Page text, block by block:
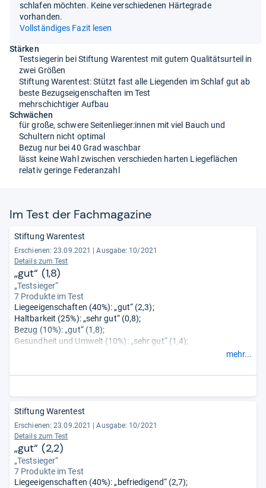
schlafen möchten. Keine verschiedenen Härtegrade
vorhanden.
Vollständiges Fazit lesen
Stärken
Testsiegerin bei Stiftung Warentest mit gutem Qualitätsurteil in
zwei Größen
Stiftung Warentest: Stützt fast alle Liegenden im Schlaf gut ab
beste Bezugseigenschaften im Test
mehrschichtiger Aufbau
Schwächen
für große, schwere Seitenlieger:innen mit viel Bauch und
Schultern nicht optimal
Bezug nur bei 40 Grad waschbar
lässt keine Wahl zwischen verschieden harten Liegeflächen
relativ geringe Federanzahl
Im Test der Fach­ma­ga­zine
Stiftung Warentest
Erschienen: 23.09.2021
Ausgabe: 10/2021
Details zum Test
„gut“ (1,8)
„Testsieger“
7 Produkte im Test
Liegeeigenschaften (40%): „gut“ (2,3);
Haltbarkeit (25%): „sehr gut“ (0,8);
Bezug (10%): „gut“ (1,8);
Gesundheit und Umwelt (10%): „sehr gut“ (1,4);
mehr...
Stiftung Warentest
Erschienen: 23.09.2021
Ausgabe: 10/2021
Details zum Test
„gut“ (2,2)
„Testsieger“
7 Produkte im Test
Liegeeigenschaften (40%): „befriedigend“ (2,7);